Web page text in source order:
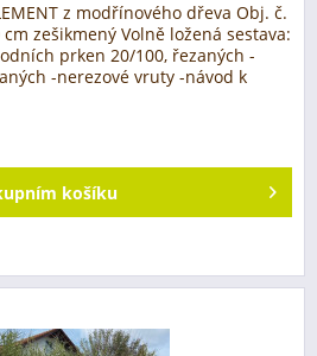
z modřínového dřeva Obj. č.
zešikmený Volně ložená sestava:
prken 20/100, řezaných -
-nerezové vruty -návod k
košíku